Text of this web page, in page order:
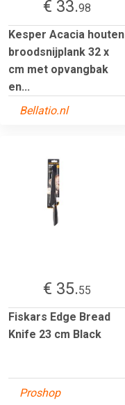
€ 33.98
Kesper Acacia houten
broodsnijplank 32 x
cm met opvangbak
en...
Bellatio.nl
€ 35.55
Fiskars Edge Bread
Knife 23 cm Black
Proshop